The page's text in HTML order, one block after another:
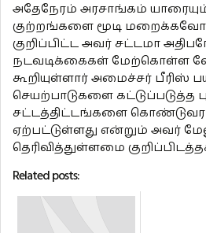
அதேநேரம் அரசாங்கம்
குற்றங்களை மூடி
குறிப்பிட்ட அவர் சட்டமா
நடவடிக்கைகள் மேற்கொள்ள
கூறியுள்ளார் அமைச்சர் பீரிஸ்
செயற்பாடுகளை கட்டுப்படுத்த
சட்டத்திட்டங்களை
ஏற்பட்டுள்ளது என்றும் அவர்
தெரிவித்துள்ளமை
Related posts: